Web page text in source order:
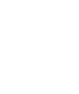
för inlägg/